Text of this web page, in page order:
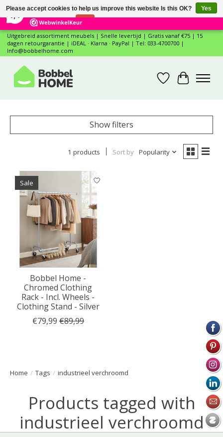
12 Reviews ×
Uitgebreid assortiment meubels | Snelle levertijd | Gratis vanaf €75 | 15
dagen retourgarantie | iDEAL · Klarna · PayPal | Tel: 033-4700700 |
Info@bobbelhome.com
WishlistCart
Home / Tags / industrieel verchroomd
Products tagged with
industrieel verchroomd
Show filters
1 products Sort by Popularity
Sale
Bobbel Home -
Chromed Clothing
Rack - Incl. Wheels -
Clothing Stand - Silver
€79,99 €89,99
Please accept cookies to help us improve this website Is this OK?
Yes
No